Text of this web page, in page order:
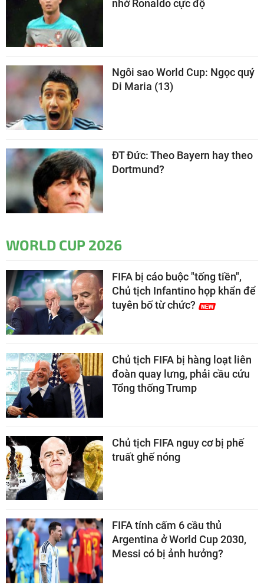
nhớ Ronaldo cực độ
Ngôi sao World Cup: Ngọc quý
Di Maria (13)
ĐT Đức: Theo Bayern hay theo
Dortmund?
WORLD CUP 2026
FIFA bị cáo buộc "tống tiền",
Chủ tịch Infantino họp khẩn để
tuyên bố từ chức?
Chủ tịch FIFA bị hàng loạt liên
đoàn quay lưng, phải cầu cứu
Tổng thống Trump
Chủ tịch FIFA nguy cơ bị phế
truất ghế nóng
FIFA tính cấm 6 cầu thủ
Argentina ở World Cup 2030,
Messi có bị ảnh hưởng?